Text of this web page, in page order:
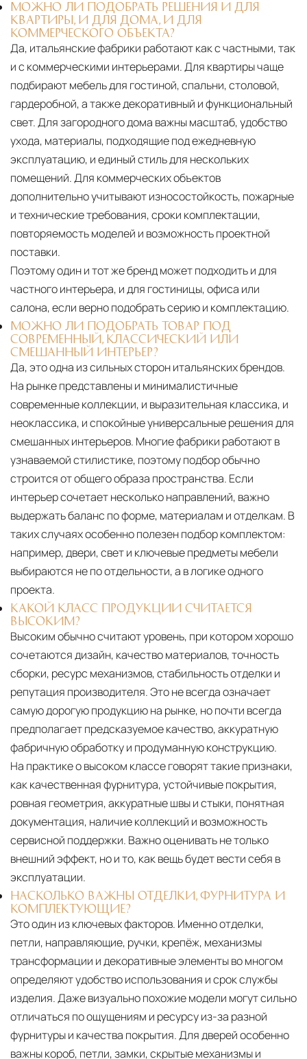
МОЖНО ЛИ ПОДОБРАТЬ РЕШЕНИЯ И ДЛЯ
КВАРТИРЫ, И ДЛЯ ДОМА, И ДЛЯ
КОММЕРЧЕСКОГО ОБЪЕКТА?
Да, итальянские фабрики работают как с частными, так
и с коммерческими интерьерами. Для квартиры чаще
подбирают мебель для гостиной, спальни, столовой,
гардеробной, а также декоративный и функциональный
свет. Для загородного дома важны масштаб, удобство
ухода, материалы, подходящие под ежедневную
эксплуатацию, и единый стиль для нескольких
помещений. Для коммерческих объектов
дополнительно учитывают износостойкость, пожарные
и технические требования, сроки комплектации,
повторяемость моделей и возможность проектной
поставки.
Поэтому один и тот же бренд может подходить и для
частного интерьера, и для гостиницы, офиса или
салона, если верно подобрать серию и комплектацию.
МОЖНО ЛИ ПОДОБРАТЬ ТОВАР ПОД
СОВРЕМЕННЫЙ, КЛАССИЧЕСКИЙ ИЛИ
СМЕШАННЫЙ ИНТЕРЬЕР?
Да, это одна из сильных сторон итальянских брендов.
На рынке представлены и минималистичные
современные коллекции, и выразительная классика, и
неоклассика, и спокойные универсальные решения для
смешанных интерьеров. Многие фабрики работают в
узнаваемой стилистике, поэтому подбор обычно
строится от общего образа пространства. Если
интерьер сочетает несколько направлений, важно
выдержать баланс по форме, материалам и отделкам. В
таких случаях особенно полезен подбор комплектом:
например, двери, свет и ключевые предметы мебели
выбираются не по отдельности, а в логике одного
проекта.
КАКОЙ КЛАСС ПРОДУКЦИИ СЧИТАЕТСЯ
ВЫСОКИМ?
Высоким обычно считают уровень, при котором хорошо
сочетаются дизайн, качество материалов, точность
сборки, ресурс механизмов, стабильность отделки и
репутация производителя. Это не всегда означает
самую дорогую продукцию на рынке, но почти всегда
предполагает предсказуемое качество, аккуратную
фабричную обработку и продуманную конструкцию.
На практике о высоком классе говорят такие признаки,
как качественная фурнитура, устойчивые покрытия,
ровная геометрия, аккуратные швы и стыки, понятная
документация, наличие коллекций и возможность
сервисной поддержки. Важно оценивать не только
внешний эффект, но и то, как вещь будет вести себя в
эксплуатации.
НАСКОЛЬКО ВАЖНЫ ОТДЕЛКИ, ФУРНИТУРА И
КОМПЛЕКТУЮЩИЕ?
Это один из ключевых факторов. Именно отделки,
петли, направляющие, ручки, крепёж, механизмы
трансформации и декоративные элементы во многом
определяют удобство использования и срок службы
изделия. Даже визуально похожие модели могут сильно
отличаться по ощущениям и ресурсу из-за разной
фурнитуры и качества покрытия. Для дверей особенно
важны короб, петли, замки, скрытые механизмы и